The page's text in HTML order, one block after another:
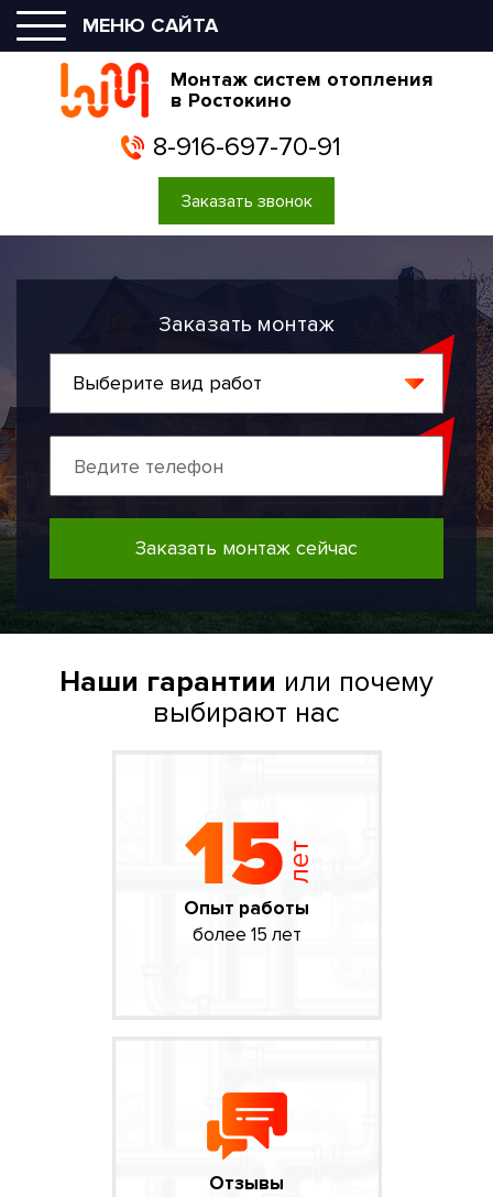
МЕНЮ САЙТА
Монтаж систем отопления
в Ростокино
8-916-697-70-91
Заказать звонок
Заказать монтаж
Заказать монтаж сейчас
Наши гарантии или почему
выбирают нас
Опыт работы
более 15 лет
Отзывы